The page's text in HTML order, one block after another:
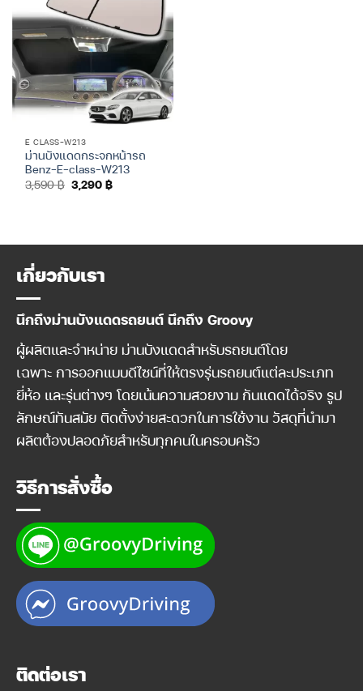
E CLASS-W213
ม่านบังแดดกระจกหน้ารถ
Benz-E-class-W213
3,590฿ Original
price
3,290฿Current
price
เกี่ยวกับเรา
นึกถึงม่านบังแดดรถยนต์ นึกถึง Groovy
ผู้ผลิตและจำหน่าย ม่านบังแดดสำหรับรถยนต์โดย
เฉพาะ การออกแบบดีไซน์ที่ให้ตรงรุ่นรถยนต์แต่ละประเภท
ยี่ห้อ และรุ่นต่างๆ โดยเน้นความสวยงาม กันแดดได้จริง รูป
ลักษณ์ทันสมัย ติดตั้งง่ายสะดวกในการใช้งาน วัสดุที่นำมา
ผลิตต้องปลอดภัยสำหรับทุกคนในครอบครัว
วิธีการสั่งซื้อ
ติดต่อเรา